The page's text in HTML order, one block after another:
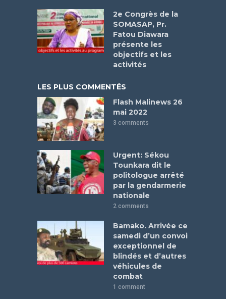
2e Congrès de la
SOMASAP, Pr.
Fatou Diawara
présente les
objectifs et les
activités
LES PLUS COMMENTÉS
Flash Malinews 26
mai 2022
3 comments
Urgent: Sékou
Tounkara dit le
politologue arrêté
par la gendarmerie
nationale
2 comments
Bamako. Arrivée ce
samedi d’un convoi
exceptionnel de
blindés et d’autres
véhicules de
combat
1 comment